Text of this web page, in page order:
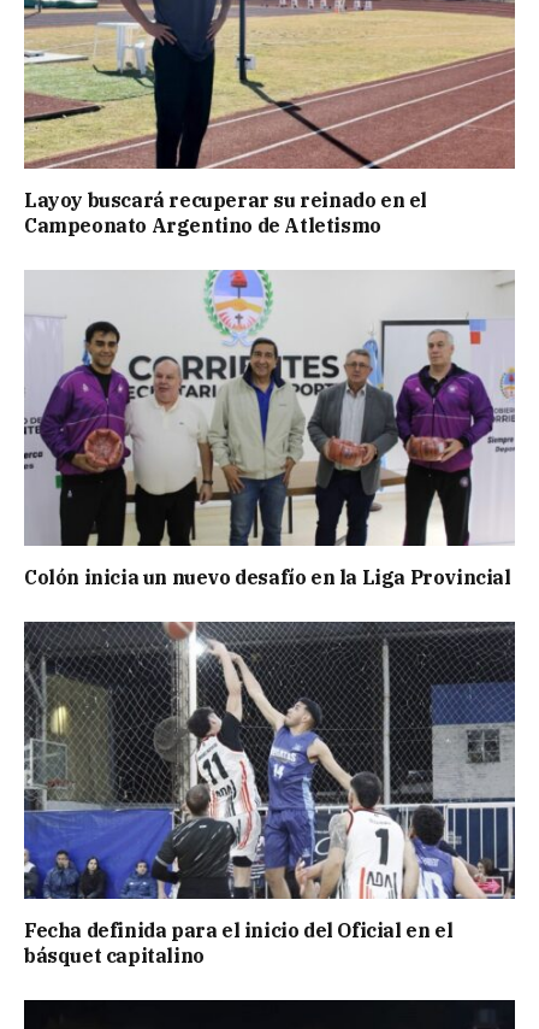
Layoy buscará recuperar su reinado en el
Campeonato Argentino de Atletismo
Colón inicia un nuevo desafío en la Liga Provincial
Fecha definida para el inicio del Oficial en el
básquet capitalino